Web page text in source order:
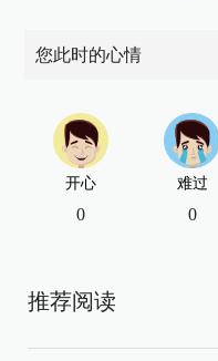
您此时的心情
开心
0
难过
0
推荐阅读